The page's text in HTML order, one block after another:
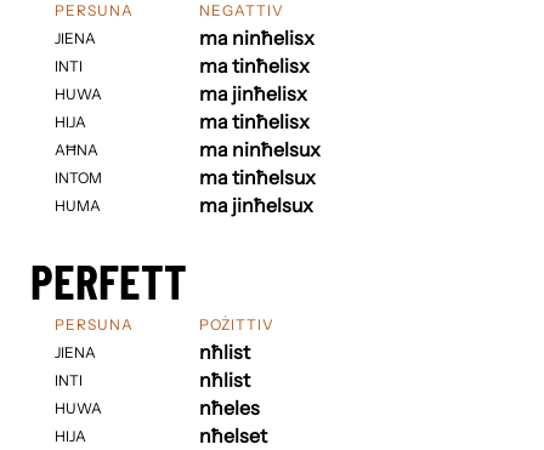
PERSUNA
JIENA
INTI
HUWA
HIJA
AĦNA
INTOM
HUMA
NEGATTIV
ma ninħelisx
ma tinħelisx
ma jinħelisx
ma tinħelisx
ma ninħelsux
ma tinħelsux
ma jinħelsux
PERFETT
PERSUNA
JIENA
INTI
HUWA
HIJA
POŻITTIV
nħlist
nħlist
nħeles
nħelset